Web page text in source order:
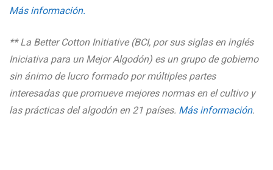
Más información.
** La Better Cotton Initiative (BCI, por sus siglas en inglés
Iniciativa para un Mejor Algodón) es un grupo de gobierno
sin ánimo de lucro formado por múltiples partes
interesadas que promueve mejores normas en el cultivo y
las prácticas del algodón en 21 países. Más información.